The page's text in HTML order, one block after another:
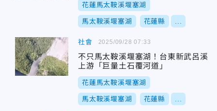
花蓮馬太鞍溪堰塞湖
馬太鞍溪堰塞湖 花蓮縣
社會
不只馬太鞍溪堰塞湖！台東新武呂溪
上游「巨量土石覆河道」
花蓮馬太鞍溪堰塞湖
馬太鞍溪堰塞湖 花蓮縣
2025/09/28 07:33